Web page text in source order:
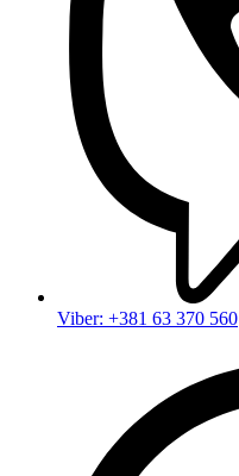
Viber: +381 63 370 560